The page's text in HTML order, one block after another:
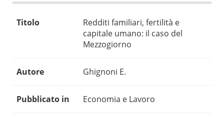
Titolo
Redditi familiari, fertilità e
capitale umano: il caso del
Mezzogiorno
Autore Ghignoni E.
Pubblicato in Economia e Lavoro